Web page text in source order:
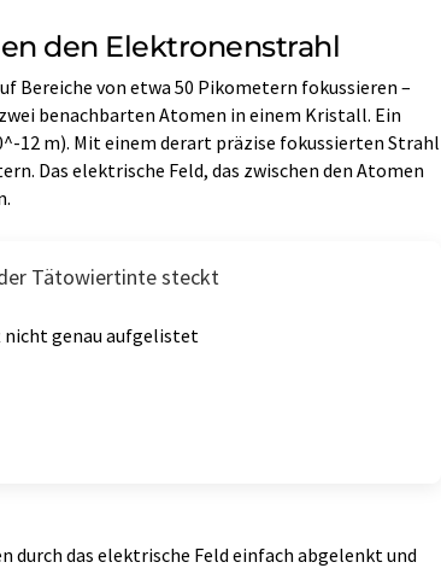
den Elektronenstrahl
von etwa 50 Pikometern fokussieren –
benachbarten Atomen in einem Kristall. Ein
12 m). Mit einem derart präzise fokussierten Strahl
Das elektrische Feld, das zwischen den Atomen
Tätowiertinte steckt
genau aufgelistet
durch das elektrische Feld einfach abgelenkt und